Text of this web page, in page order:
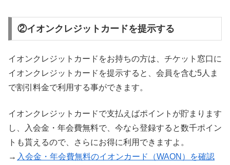
②イオンクレジットカードを提示する
イオンクレジットカードをお持ちの方は、チケット窓口に
イオンクレジットカードを提示すると、会員を含む5人ま
で割引料金で利用する事ができます。
イオンクレジットカードで支払えばポイントが貯まります
し、入会金・年会費無料で、今なら登録すると数千ポイン
トも貰えるので、さらにお得に利用できますよ。
→ 入会金・年会費無料のイオンカード（WAON）を確認